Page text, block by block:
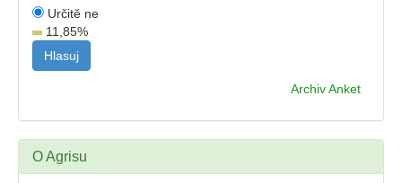
Určitě ne
11,85%
Archiv Anket
O Agrisu